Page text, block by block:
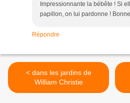
Impressionnante la bébête ! Si
papillon, on lui pardonne !
Répondre
< dans les jardins de
William Christie